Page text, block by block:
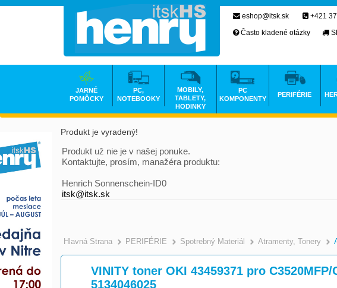
Produkt je vyradený!
Produkt už nie je v našej ponuke.
Kontaktujte, prosím, manažéra produktu:
Henrich Sonnenschein-ID0
itsk@itsk.sk
Hlavná Strana PERIFÉRIE Spotrebný Materiál Atramenty, Tonery
VINITY toner OKI 43459371 pro C3520MFP/
5134046025
eshop@itsk.sk +421
Často kladené otázky
JARNÉ
POMÔCKY
PC,
NOTEBOOKY
MOBILY,
TABLETY,
HODINKY
PC
KOMPONENTY
PERIFÉRIE